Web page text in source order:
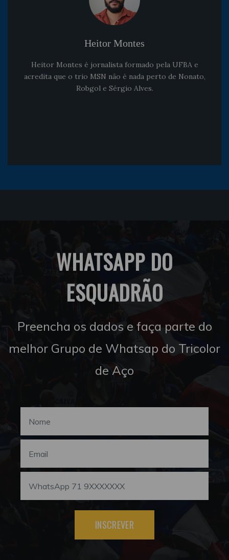
Heitor Montes
Heitor Montes é jornalista formado pela UFBA e
acredita que o trio MSN não é nada perto de Nonato,
Robgol e Sérgio Alves.
WHATSAPP DO
ESQUADRÃO
Preencha os dados e faça parte do
melhor Grupo de Whatsap do Tricolor
de Aço
INSCREVER